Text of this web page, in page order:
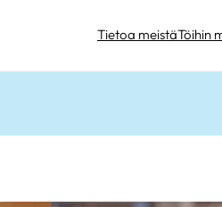
Tietoa meistäTöihin